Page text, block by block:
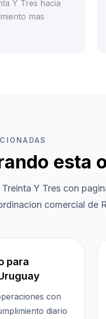
Y Tres hacia
mas
esta
Treinta Y Tres con
comercial de
para
con
diario